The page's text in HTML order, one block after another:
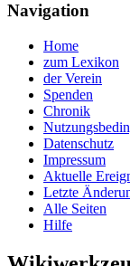
Navigation
Home
zum Lexikon
der Verein
Spenden
Chronik
Datenschutz
Impressum
Aktuelle
Letzte
Alle Seiten
Hilfe